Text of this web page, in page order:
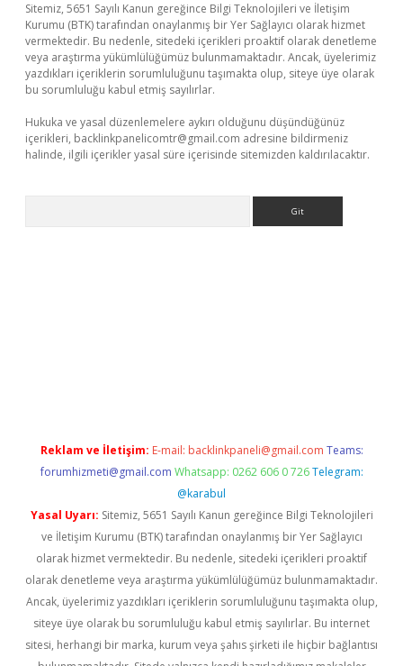
Sitemiz, 5651 Sayılı Kanun gereğince Bilgi Teknolojileri ve İletişim
Kurumu (BTK) tarafından onaylanmış bir Yer Sağlayıcı olarak hizmet
vermektedir. Bu nedenle, sitedeki içerikleri proaktif olarak denetleme
veya araştırma yükümlülüğümüz bulunmamaktadır. Ancak, üyelerimiz
yazdıkları içeriklerin sorumluluğunu taşımakta olup, siteye üye olarak
bu sorumluluğu kabul etmiş sayılırlar.
Hukuka ve yasal düzenlemelere aykırı olduğunu düşündüğünüz
içerikleri, backlinkpanelicomtr@gmail.com adresine bildirmeniz
halinde, ilgili içerikler yasal süre içerisinde sitemizden kaldırılacaktır.
Reklam ve İletişim: E-mail: backlinkpaneli@gmail.com Teams:
forumhizmeti@gmail.com Whatsapp: 0262 606 0 726 Telegram:
@karabul
Yasal Uyarı: Sitemiz, 5651 Sayılı Kanun gereğince Bilgi Teknolojileri
ve İletişim Kurumu (BTK) tarafından onaylanmış bir Yer Sağlayıcı
olarak hizmet vermektedir. Bu nedenle, sitedeki içerikleri proaktif
olarak denetleme veya araştırma yükümlülüğümüz bulunmamaktadır.
Ancak, üyelerimiz yazdıkları içeriklerin sorumluluğunu taşımakta olup,
siteye üye olarak bu sorumluluğu kabul etmiş sayılırlar. Bu internet
sitesi, herhangi bir marka, kurum veya şahıs şirketi ile hiçbir bağlantısı